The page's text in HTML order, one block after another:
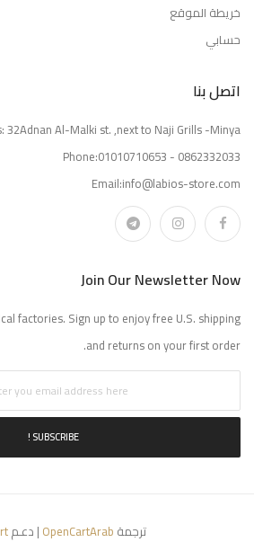
خريطة الموقع
حسابي
اتصل بنا
32Adnan Al-Malki st. ,next to Naji Grills -Minya
Phone:01010710653 - 0862332033
Email:info@labios-store.com
Join Our Newsletter Now
factories. Sign up to enjoy free U.S. shipping
and returns on your first order.
SUBSCRIBE !
ترجمة OpenCartArab | دعـم